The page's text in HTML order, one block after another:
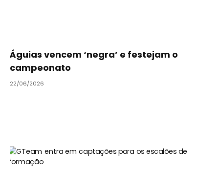
Águias vencem ‘negra’ e festejam o
campeonato
22/06/2026